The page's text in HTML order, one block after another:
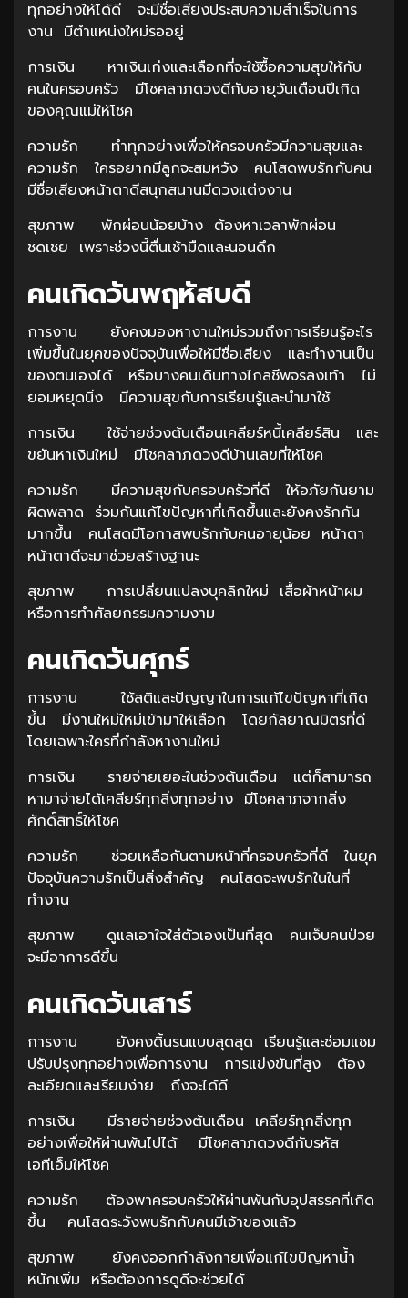
ทุกอย่างให้ได้ดี จะมีชื่อเสียงประสบความสำเร็จในการ
งาน มีตำแหน่งใหม่รออยู่
การเงิน หาเงินเก่งและเลือกที่จะใช้ซื้อความสุขให้กับ
คนในครอบครัว มีโชคลาภดวงดีกับอายุวันเดือนปีเกิด
ของคุณแม่ให้โชค
ความรัก ทำทุกอย่างเพื่อให้ครอบครัวมีความสุขและ
ความรัก ใครอยากมีลูกจะสมหวัง คนโสดพบรักกับคน
มีชื่อเสียงหน้าตาดีสนุกสนานมีดวงแต่งงาน
สุขภาพ พักผ่อนน้อยบ้าง ต้องหาเวลาพักผ่อน
ชดเชย เพราะช่วงนี้ตื่นเช้ามืดและนอนดึก
คนเกิดวันพฤหัสบดี
การงาน ยังคงมองหางานใหม่รวมถึงการเรียนรู้อะไร
เพิ่มขึ้นในยุคของปัจจุบันเพื่อให้มีชื่อเสียง และทำงานเป็น
ของตนเองได้ หรือบางคนเดินทางไกลชีพจรลงเท้า ไม่
ยอมหยุดนิ่ง มีความสุขกับการเรียนรู้และนำมาใช้
การเงิน ใช้จ่ายช่วงต้นเดือนเคลียร์หนี้เคลียร์สิน และ
ขยันหาเงินใหม่ มีโชคลาภดวงดีบ้านเลขที่ให้โชค
ความรัก มีความสุขกับครอบครัวที่ดี ให้อภัยกันยาม
ผิดพลาด ร่วมกันแก้ไขปัญหาที่เกิดขึ้นและยังคงรักกัน
มากขึ้น คนโสดมีโอกาสพบรักกับคนอายุน้อย หน้าตา
หน้าตาดีจะมาช่วยสร้างฐานะ
สุขภาพ การเปลี่ยนแปลงบุคลิกใหม่ เสื้อผ้าหน้าผม
หรือการทำศัลยกรรมความงาม
คนเกิดวันศุกร์
การงาน ใช้สติและปัญญาในการแก้ไขปัญหาที่เกิด
ขึ้น มีงานใหม่ใหม่เข้ามาให้เลือก โดยกัลยาณมิตรที่ดี
โดยเฉพาะใครที่กำลังหางานใหม่
การเงิน รายจ่ายเยอะในช่วงต้นเดือน แต่ก็สามารถ
หามาจ่ายได้เคลียร์ทุกสิ่งทุกอย่าง มีโชคลาภจากสิ่ง
ศักดิ์สิทธิ์ให้โชค
ความรัก ช่วยเหลือกันตามหน้าที่ครอบครัวที่ดี ในยุค
ปัจจุบันความรักเป็นสิ่งสำคัญ คนโสดจะพบรักในในที่
ทำงาน
สุขภาพ ดูแลเอาใจใส่ตัวเองเป็นที่สุด คนเจ็บคนป่วย
จะมีอาการดีขึ้น
คนเกิดวันเสาร์
การงาน ยังคงดิ้นรนแบบสุดสุด เรียนรู้และซ่อมแซม
ปรับปรุงทุกอย่างเพื่อการงาน การแข่งขันที่สูง ต้อง
ละเอียดและเรียบง่าย ถึงจะได้ดี
การเงิน มีรายจ่ายช่วงต้นเดือน เคลียร์ทุกสิ่งทุก
อย่างเพื่อให้ผ่านพ้นไปได้ มีโชคลาภดวงดีกับรหัส
เอทีเอ็มให้โชค
ความรัก ต้องพาครอบครัวให้ผ่านพ้นกับอุปสรรคที่เกิด
ขึ้น คนโสดระวังพบรักกับคนมีเจ้าของแล้ว
สุขภาพ ยังคงออกกำลังกายเพื่อแก้ไขปัญหาน้ำ
หนักเพิ่ม หรือต้องการดูดีจะช่วยได้